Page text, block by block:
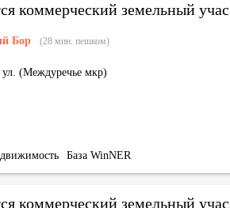
Бор (28 мин. пешком)
ул. (Междуречье мкр)
База WinNER